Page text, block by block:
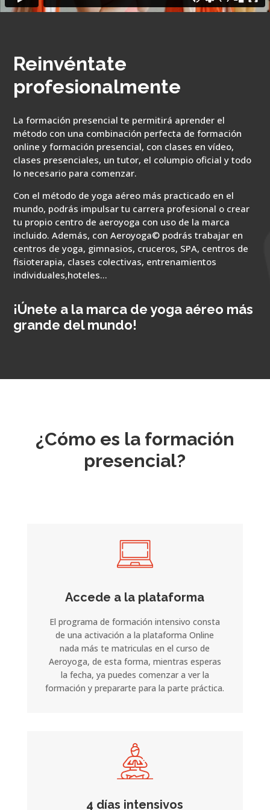
Reinvéntate
profesionalmente
La formación presencial te permitirá aprender el
método con una combinación perfecta de formación
online y formación presencial, con clases en vídeo,
clases presenciales, un tutor, el columpio oficial y todo
lo necesario para comenzar.
Con el método de yoga aéreo más practicado en el
mundo, podrás impulsar tu carrera profesional o crear
tu propio centro de aeroyoga con uso de la marca
incluido. Además, con Aeroyoga© podrás trabajar en
centros de yoga, gimnasios, cruceros, SPA, centros de
fisioterapia, clases colectivas, entrenamientos
individuales,hoteles…
¡Únete a la marca de yoga aéreo más
grande del mundo!
¿Cómo es la formación
presencial?
Accede a la plataforma
El programa de formación intensivo consta
de una activación a la plataforma Online
nada más te matriculas en el curso de
Aeroyoga, de esta forma, mientras esperas
la fecha, ya puedes comenzar a ver la
formación y prepararte para la parte práctica.
4 días intensivos